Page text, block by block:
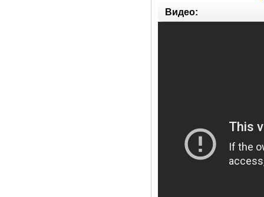
Видео: